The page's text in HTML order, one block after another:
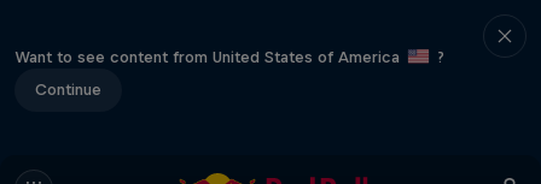
Want to see content from United States of America
?
Continue